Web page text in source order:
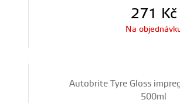
271 Kč
Na
Autobrite Tyre Gloss
500ml